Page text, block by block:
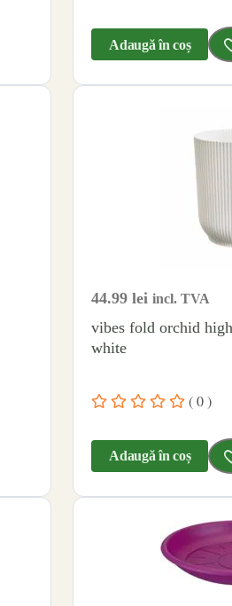
Adaugă în coș
44.99lei incl. TVA
vibes fold orchid
white
( 0 )
Adaugă în coș